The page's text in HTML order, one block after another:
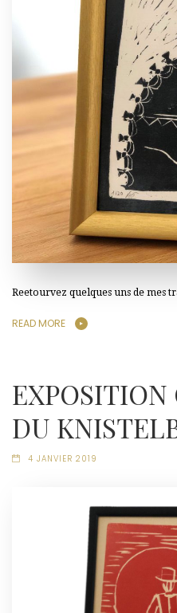
Reetourvez quelques uns de mes
READ MORE
EXPOSITION
DU
4 JANVIER 2019